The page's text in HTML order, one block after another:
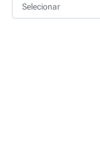
Selecionar